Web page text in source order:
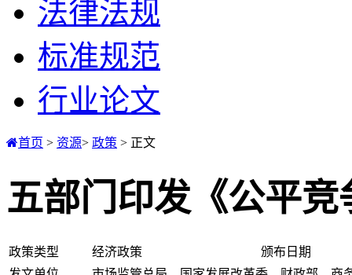
法律法规
标准规范
行业论文
首页 > 资源> 政策 > 正文
五部门印发《公平
政策类型 经济政策
颁布日期